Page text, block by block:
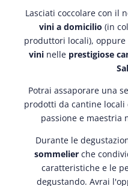
Lasciati coccolare con il
vini a domicilio (in
produttori locali), oppure
vininelle prestigiose
Potrai assaporare una
prodotti da cantine
passione e maestria
Durante le
sommelier che
caratteristiche e le
degustando. Avrai